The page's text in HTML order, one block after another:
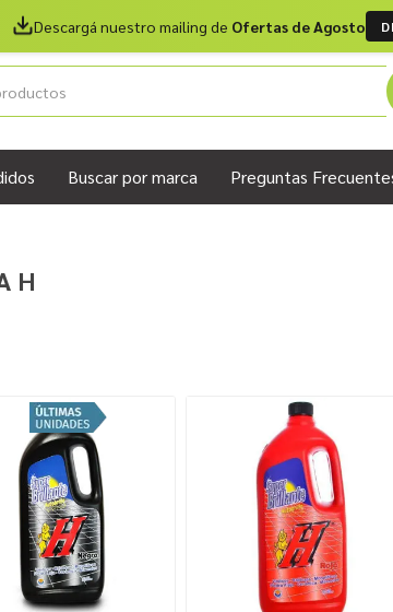
Descargá nuestro mailing de Ofertas de Agosto
Buscar por marca Preguntas
H